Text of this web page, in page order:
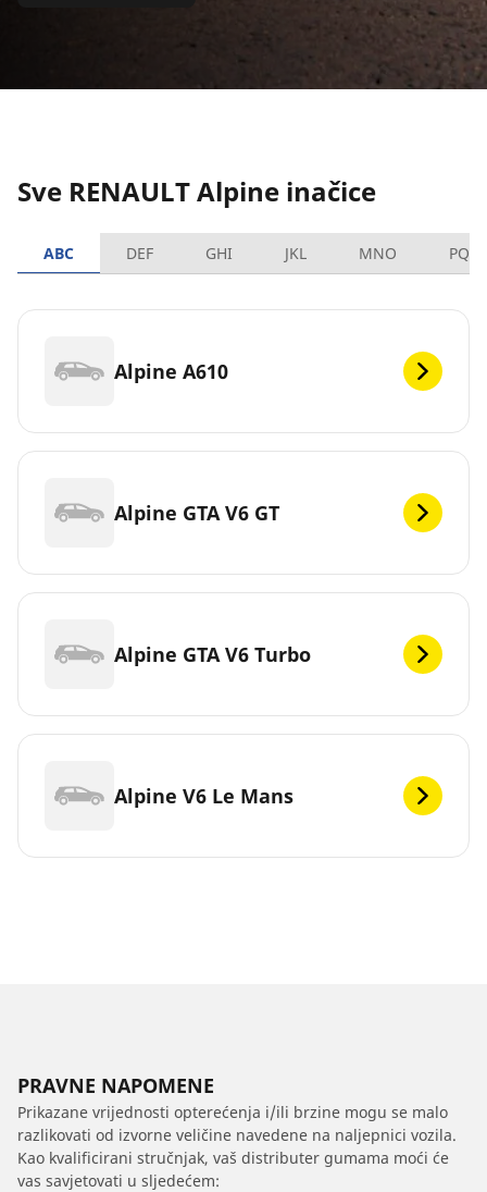
Sve RENAULT Alpine inačice
ABC DEF GHI JKL MNO PQRS
Alpine A610
Alpine GTA V6 GT
Alpine GTA V6 Turbo
Alpine V6 Le Mans
PRAVNE NAPOMENE
Prikazane vrijednosti opterećenja i/ili brzine mogu se malo
razlikovati od izvorne veličine navedene na naljepnici vozila.
Kao kvalificirani stručnjak, vaš distributer gumama moći će
vas savjetovati u sljedećem: